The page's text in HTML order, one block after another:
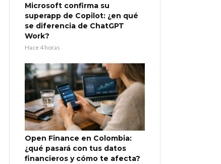
Microsoft confirma su
superapp de Copilot: ¿en qué
se diferencia de ChatGPT
Work?
Hace 4 horas
Open Finance en Colombia:
¿qué pasará con tus datos
financieros y cómo te afecta?